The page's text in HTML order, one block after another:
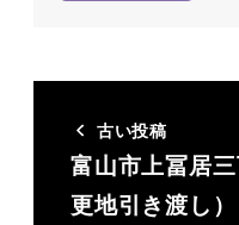
古い投稿
富山市上冨居
更地引き渡し）